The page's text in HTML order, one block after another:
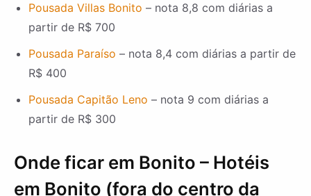
Pousada Villas Bonito – nota 8,8 com diárias a
partir de R$ 700
Pousada Paraíso – nota 8,4 com diárias a partir de
R$ 400
Pousada Capitão Leno – nota 9 com diárias a
partir de R$ 300
Onde ficar em Bonito – Hotéis
em Bonito (fora do centro da